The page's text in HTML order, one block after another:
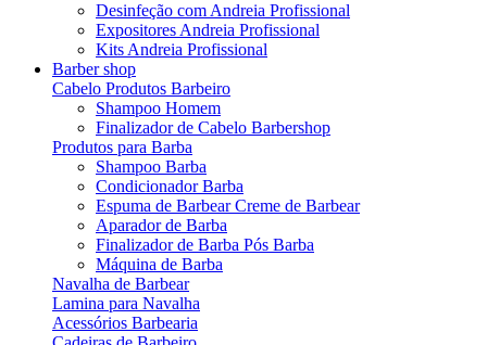
Desinfeção com Andreia Profissional
Expositores Andreia Profissional
Kits Andreia Profissional
Barber shop
Cabelo Produtos Barbeiro
Shampoo Homem
Finalizador de Cabelo Barbershop
Produtos para Barba
Shampoo Barba
Condicionador Barba
Espuma de Barbear Creme de Barbear
Aparador de Barba
Finalizador de Barba Pós Barba
Máquina de Barba
Navalha de Barbear
Lamina para Navalha
Acessórios Barbearia